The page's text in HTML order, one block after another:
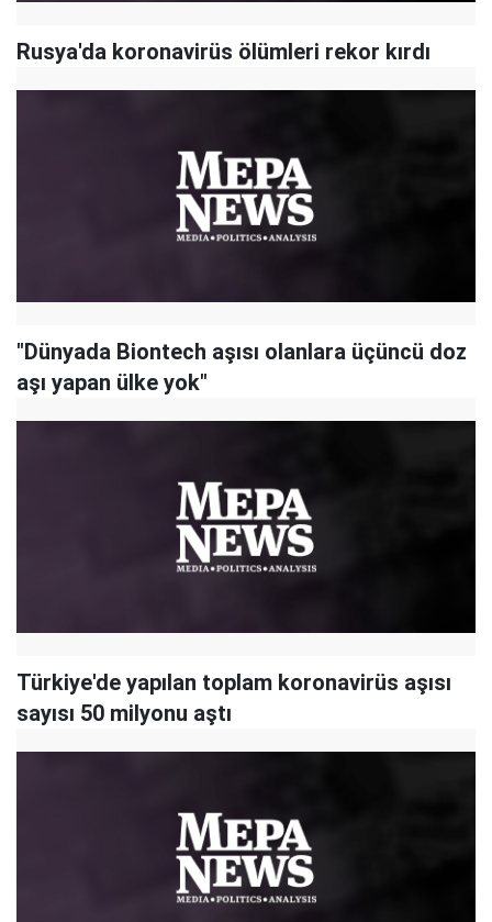
Rusya'da koronavirüs ölümleri rekor kırdı
"Dünyada Biontech aşısı olanlara üçüncü doz
aşı yapan ülke yok"
Türkiye'de yapılan toplam koronavirüs aşısı
sayısı 50 milyonu aştı